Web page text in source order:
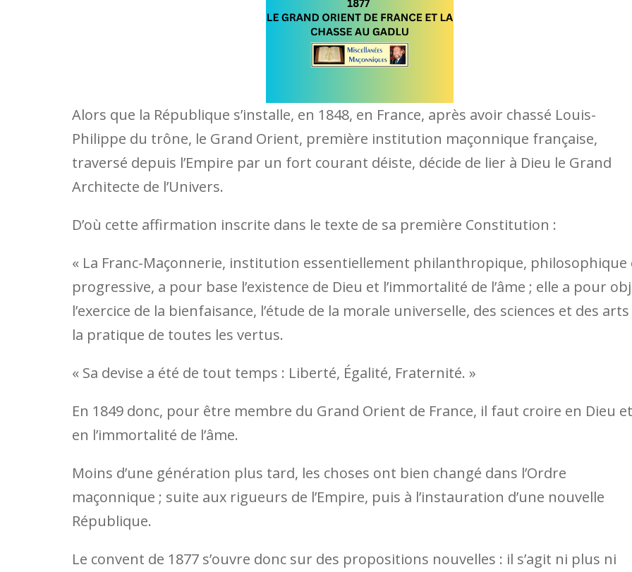
Alors que la République s’installe, en 1848, en France, après avoir chassé Louis-
Philippe du trône, le Grand Orient, première institution maçonnique française,
traversé depuis l’Empire par un fort courant déiste, décide de lier à Dieu le Grand
Architecte de l’Univers.
D’où cette affirmation inscrite dans le texte de sa première Constitution :
« La Franc-Maçonnerie, institution essentiellement philan­thropique, philosophique
progressive, a pour base l’existence de Dieu et l’immortalité de l’âme ; elle a pour
l’exercice de la bienfaisance, l’étude de la morale universelle, des sciences et des
la pratique de toutes les vertus.
« Sa devise a été de tout temps : Liberté, Égalité, Fraternité. »
En 1849 donc, pour être membre du Grand Orient de France, il faut croire en Dieu et
en l’immortalité de l’âme.
Moins d’une génération plus tard, les choses ont bien changé dans l’Ordre
maçonnique ; suite aux rigueurs de l’Empire, puis à l’instauration d’une nouvelle
République.
Le convent de 1877 s’ouvre donc sur des propositions nouvelles : il s’agit ni plus ni